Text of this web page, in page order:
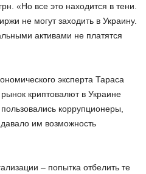
«Но все это находится в тени.
не могут заходить в Украину.
активами не платятся
эксперта Тараса
рынок криптовалют в Украине
коррупционеры,
им возможность
– попытка отбелить те